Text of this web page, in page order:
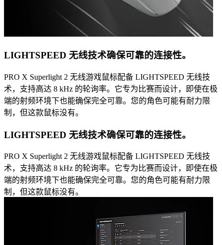
LIGHTSPEED 无线技术确保可靠的连接性。
PRO X Superlight 2 无线游戏鼠标配备 LIGHTSPEED 无线技
术，支持高达 8 kHz 的轮询率。它专为比赛而设计，即使在极
端的射频环境下也能确保完全可靠。您的角色可能有耐力限
制，但这款鼠标没有。
LIGHTSPEED 无线技术确保可靠的连接性。
PRO X Superlight 2 无线游戏鼠标配备 LIGHTSPEED 无线技
术，支持高达 8 kHz 的轮询率。它专为比赛而设计，即使在极
端的射频环境下也能确保完全可靠。您的角色可能有耐力限
制，但这款鼠标没有。